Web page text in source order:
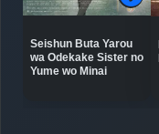
Seishun Buta Yarou
wa Odekake Sister no
Yume wo Minai